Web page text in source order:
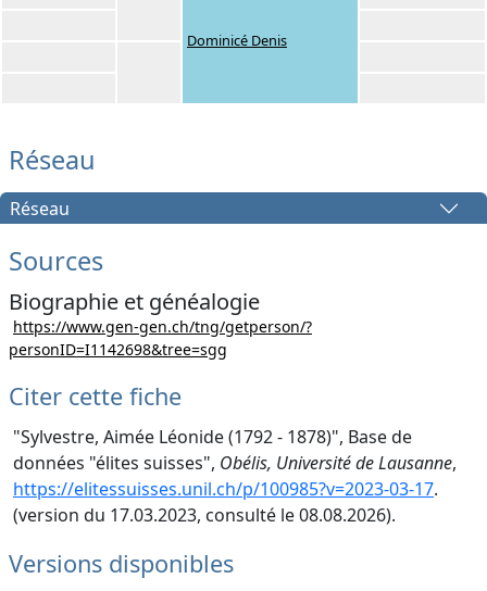
Dominicé Denis
Réseau
Réseau
Sources
Biographie et généalogie
https://www.gen-gen.ch/tng/getperson/?
personID=I1142698&tree=sgg
Citer cette fiche
"Sylvestre, Aimée Léonide (1792 - 1878)", Base de
données "élites suisses", Obélis, Université de Lausanne,
https://elitessuisses.unil.ch/p/100985?v=2023-03-17.
(version du 17.03.2023, consulté le 08.08.2026).
Versions disponibles